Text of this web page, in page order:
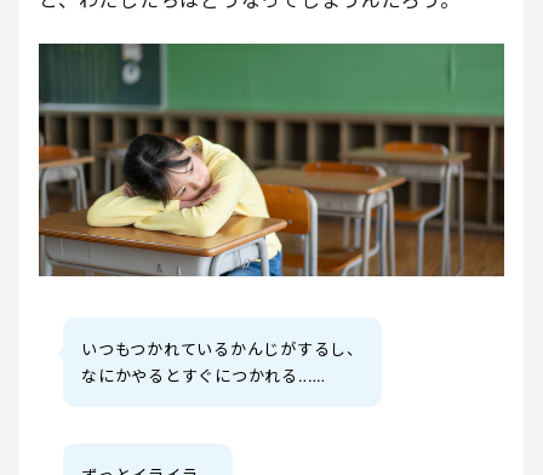
いつもつかれているかんじがするし、
なにかやるとすぐにつかれる‥‥‥